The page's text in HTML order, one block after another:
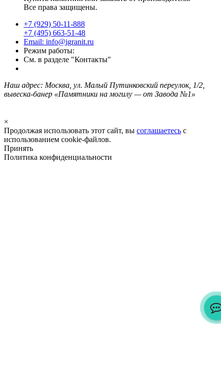
Все права защищены.
+7 (929) 50-11-888
+7 (495) 663-51-48
Email: info@igranit.ru
Режим работы:
См. в разделе "Контакты"
Наш адрес: Москва, ул. Малый Путинковский переулок, 1/2,
вывеска-банер «Памятники на могилу — от Завода №1»
×
Продолжая использовать этот сайт, вы соглашаетесь с
использованием cookie-файлов.
Принять
Политика конфиденциальности